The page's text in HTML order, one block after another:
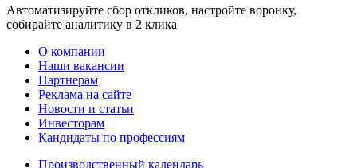
Автоматизируйте сбор откликов, настройте воронку,
собирайте аналитику в 2 клика
О компании
Наши вакансии
Партнерам
Реклама на сайте
Новости и статьи
Инвесторам
Кандидаты по профессиям
Производственный календарь